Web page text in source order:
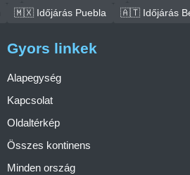
🇲🇽 Időjárás Puebla 🇦🇹 Időjárás
Gyors linkek
Alapegység
Kapcsolat
Oldaltérkép
Összes kontinens
Minden ország